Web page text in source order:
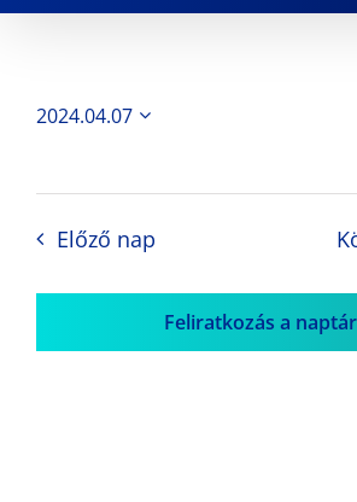
2024.04.07
Előző nap
Feliratkozás a